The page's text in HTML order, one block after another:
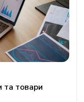
товари